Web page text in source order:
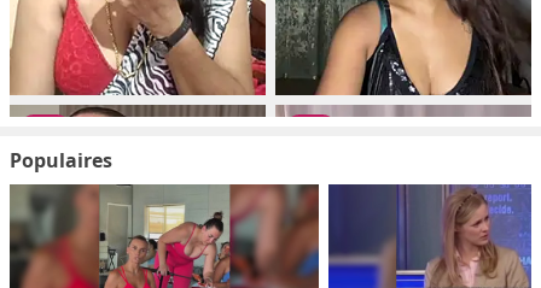
Populaires